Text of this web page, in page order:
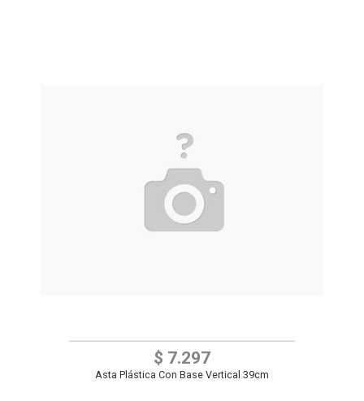
$ 7.297
Asta Plástica Con Base Vertical 39cm